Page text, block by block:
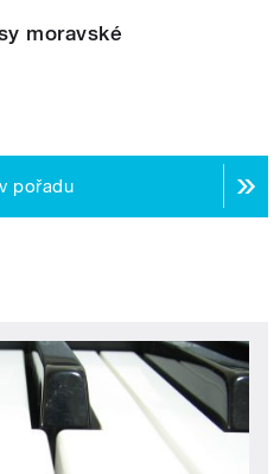
moravské
pořadu